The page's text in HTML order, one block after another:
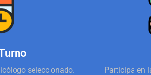
seleccionado. Participa en